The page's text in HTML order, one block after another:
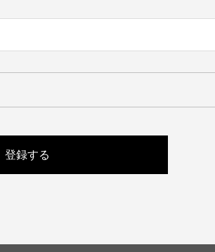
登録する